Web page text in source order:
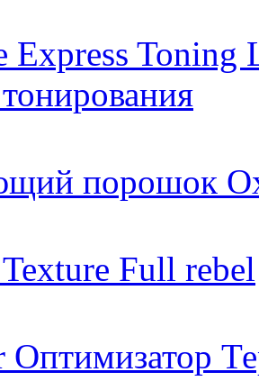
Express
порошок
Full rebel